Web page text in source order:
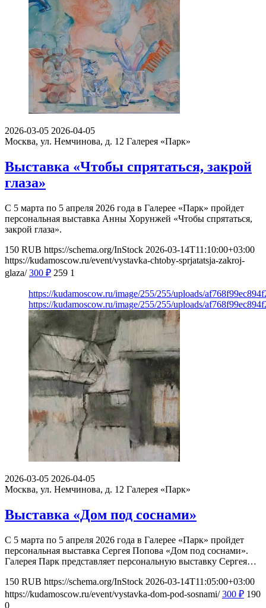
2026-03-05 2026-04-05
Москва, ул. Немчинова, д. 12 Галерея «Парк»
Выставка «Чтобы спрятаться, закрой
глаза»
С 5 марта по 5 апреля 2026 года в Галерее «Парк» пройдет
персональная выставка Анны Хорунжей «Чтобы спрятаться,
закрой глаза».
150 RUB https://schema.org/InStock 2026-03-14T11:10:00+03:00
https://kudamoscow.ru/event/vystavka-chtoby-sprjatatsja-zakroj-
glaza/ 300 ₽ 259 1
https://kudamoscow.ru/image/255/255/uploads/
https://kudamoscow.ru/image/255/255/uploads/
2026-03-05 2026-04-05
Москва, ул. Немчинова, д. 12 Галерея «Парк»
Выставка «Дом под соснами»
С 5 марта по 5 апреля 2026 года в Галерее «Парк» пройдет
персональная выставка Сергея Попова «Дом под соснами».
Галерея Парк представляет персональную выставку Сергея…
150 RUB https://schema.org/InStock 2026-03-14T11:05:00+03:00
https://kudamoscow.ru/event/vystavka-dom-pod-sosnami/ 300 ₽ 190
0